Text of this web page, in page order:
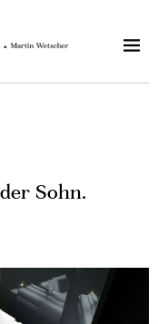
Sohn.